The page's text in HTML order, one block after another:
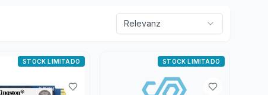
Relevanz
STOCK LIMITADO STOCK LIMITADO